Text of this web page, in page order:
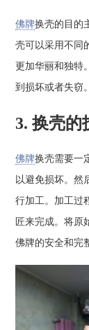
佛牌换壳的目的
壳可以采用不同
更加华丽和独特
到损坏或者失窃。
3. 换壳的
佛牌换壳需要一
以避免损坏。然
行加工。加工过
匠来完成。将原
佛牌的安全和完